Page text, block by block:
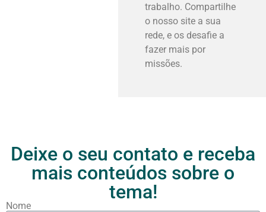
trabalho. Compartilhe
o nosso site a sua
rede, e os desafie a
fazer mais por
missões.
Deixe o seu contato e receba
mais conteúdos sobre o
tema!
Nome